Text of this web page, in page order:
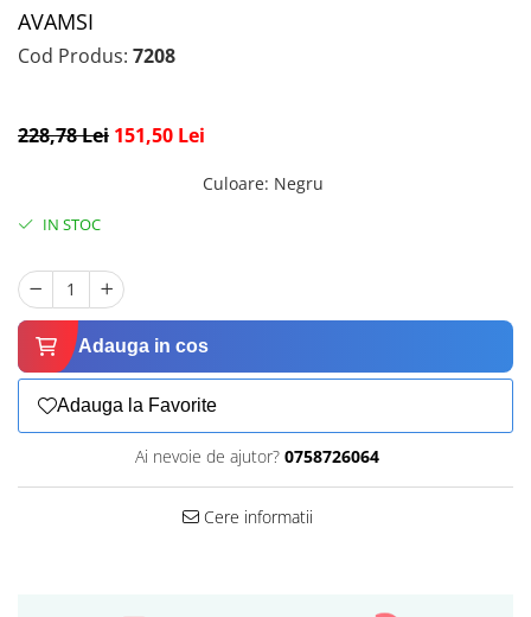
AVAMSI
Cod Produs: 7208
228,78 Lei 151,50 Lei
Culoare: Negru
IN STOC
Adauga in cos
Adauga la Favorite
Ai nevoie de ajutor? 0758726064
Cere informatii